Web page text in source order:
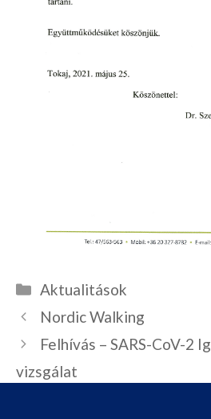
Kategória
Aktualitások
Nordic Walking
Felhívás – SARS-CoV-2
vizsgálat